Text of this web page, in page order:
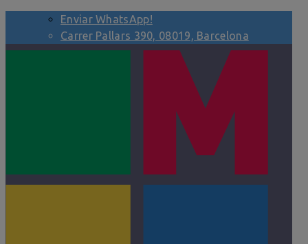
Enviar WhatsApp!
Carrer Pallars 390, 08019, Barcelona